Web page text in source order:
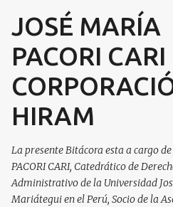
Ir al contenido
JOSÉ MARÍA
PACORI CARI
HIRAM
La presente Bitácora esta a cargo de
PACORI CARI, Catedrático de
Administrativo de la Universidad
Mariátegui en el Perú, Socio de la